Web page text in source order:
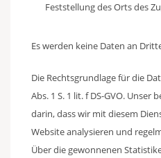
Feststellung des Orts des
Es werden keine Daten an
Die Rechtsgrundlage für die
Abs. 1 S. 1 lit. f DS-GVO. Unser
darin, dass wir mit diesem
Website analysieren und
Über die gewonnenen